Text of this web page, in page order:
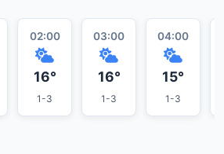
02:00
16°
1-3
03:00
16°
1-3
04:00
15°
1-3